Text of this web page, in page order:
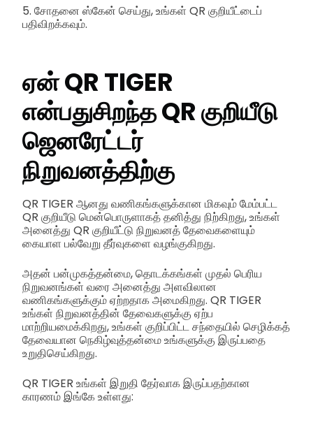
5. சோதனை ஸ்கேன் செய்து, உங்கள் QR குறியீட்டைப்
பதிவிறக்கவும்.
ஏன் QR TIGER
என்பதுசிறந்த QR குறியீடு
ஜெனரேட்டர்
நிறுவனத்திற்கு
QR TIGER ஆனது வணிகங்களுக்கான மிகவும் மேம்பட்ட
QR குறியீடு மென்பொருளாகத் தனித்து நிற்கிறது, உங்கள்
அனைத்து QR குறியீட்டு நிறுவனத் தேவைகளையும்
கையாள பல்வேறு தீர்வுகளை வழங்குகிறது.
அதன் பன்முகத்தன்மை, தொடக்கங்கள் முதல் பெரிய
நிறுவனங்கள் வரை அனைத்து அளவிலான
வணிகங்களுக்கும் ஏற்றதாக அமைகிறது. QR TIGER
உங்கள் நிறுவனத்தின் தேவைகளுக்கு ஏற்ப
மாற்றியமைக்கிறது, உங்கள் குறிப்பிட்ட சந்தையில் செழிக்கத்
தேவையான நெகிழ்வுத்தன்மை உங்களுக்கு இருப்பதை
உறுதிசெய்கிறது.
QR TIGER உங்கள் இறுதி தேர்வாக இருப்பதற்கான
காரணம் இங்கே உள்ளது: